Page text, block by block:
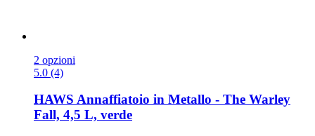
2 opzioni
5.0 (4)
HAWS Annaffiatoio in Metallo -​ The Warley
Fall, 4,5 L, verde